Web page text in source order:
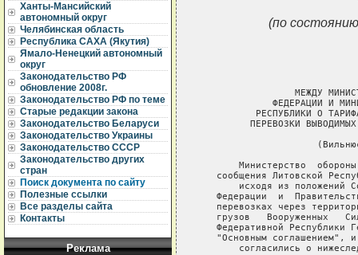
Ханты-Мансийский
автономный округ
Челябинская область
Республика САХА (Якутия)
Ямало-Ненецкий автономный
округ
Законодательство РФ
обновление 2008г.
Законодательство РФ по теме
Старые редакции закона
Законодательство Беларуси
Законодательство Украины
Законодательство СССР
Законодательство других
стран
Поиск документа по сайту
Полезные ссылки
Все разделы сайта
Контакты
Реклама
(по
МЕЖДУ
ФЕДЕРАЦИИ И
РЕСПУБЛИКИ О
ПЕРЕВОЗКИ
Министерство
сообщения Литовской
исходя из положений
Федерации  и
перевозках через
грузов   Вооруженных
Федеративной Республики
"Основным соглашением",
согласились о